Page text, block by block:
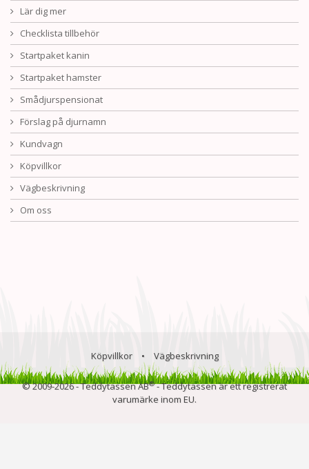
Lär dig mer
Checklista tillbehör
Startpaket kanin
Startpaket hamster
Smådjurspensionat
Förslag på djurnamn
Kundvagn
Köpvillkor
Vägbeskrivning
Om oss
Köpvillkor • Vägbeskrivning
© 2009-2026 - Teddytassen AB®- Teddytassen är ett registrerat
varumärke inom EU.